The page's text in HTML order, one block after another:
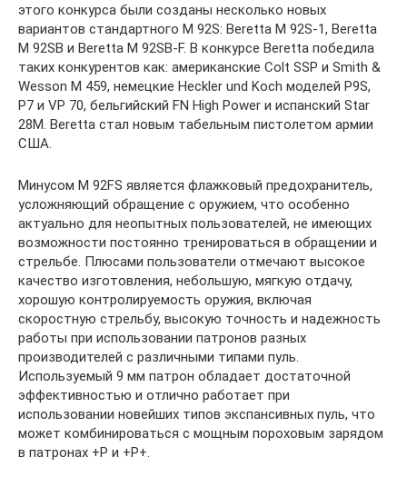
этого конкурса были созданы несколько новых
вариантов стандартного M 92S: Beretta M 92S-1, Beretta
M 92SB и Beretta M 92SB-F. В конкурсе Beretta победила
таких конкурентов как: американские Colt SSP и Smith &
Wesson M 459, немецкие Heckler und Koch моделей P9S,
P7 и VP 70, бельгийский FN High Power и испанский Star
28M. Beretta стал новым табельным пистолетом армии
США.
Минусом M 92FS является флажковый предохранитель,
усложняющий обращение с оружием, что особенно
актуально для неопытных пользователей, не имеющих
возможности постоянно тренироваться в обращении и
стрельбе. Плюсами пользователи отмечают высокое
качество изготовления, небольшую, мягкую отдачу,
хорошую контролируемость оружия, включая
скоростную стрельбу, высокую точность и надежность
работы при использовании патронов разных
производителей с различными типами пуль.
Используемый 9 мм патрон обладает достаточной
эффективностью и отлично работает при
использовании новейших типов экспансивных пуль, что
может комбинироваться с мощным пороховым зарядом
в патронах +P и +P+.